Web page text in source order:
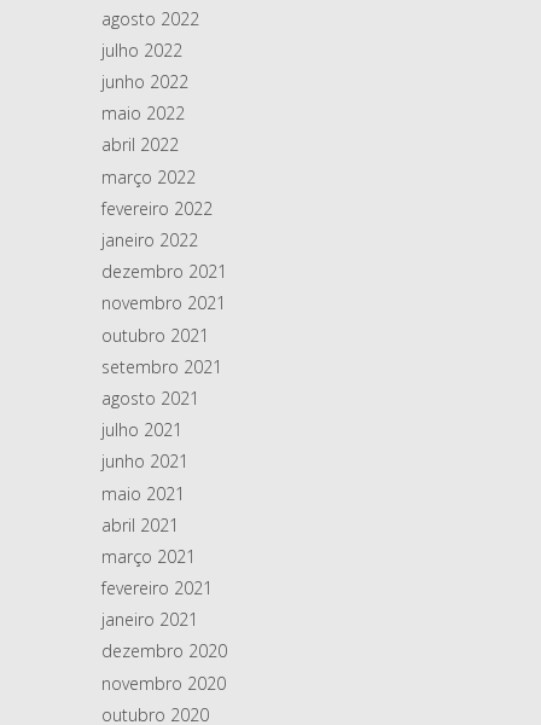
agosto 2022
julho 2022
junho 2022
maio 2022
abril 2022
março 2022
fevereiro 2022
janeiro 2022
dezembro 2021
novembro 2021
outubro 2021
setembro 2021
agosto 2021
julho 2021
junho 2021
maio 2021
abril 2021
março 2021
fevereiro 2021
janeiro 2021
dezembro 2020
novembro 2020
outubro 2020